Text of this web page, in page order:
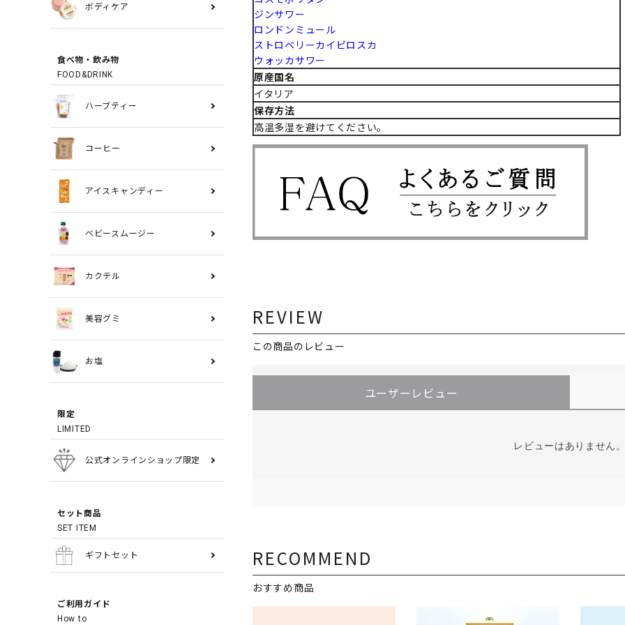
ボディケア
食べ物・飲み物
FOOD&DRINK
ハーブティー
コーヒー
アイスキャンディー
ベビースムージー
カクテル
美容グミ
お塩
限定
LIMITED
公式オンラインショップ限定
セット商品
SET ITEM
ギフトセット
ご利用ガイド
How to
ジンサワー
ロンドンミュール
ストロベリーカイピロスカ
ウォッカサワー
原産国名
イタリア
保存方法
高温多湿を避けてください。
REVIEW
この商品のレビュー
ユーザーレビュー
レビューはありません
RECOMMEND
おすすめ商品